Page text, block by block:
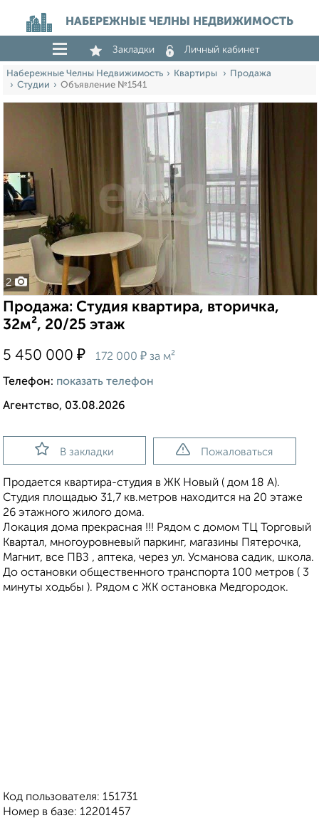
НАБЕРЕЖНЫЕ ЧЕЛНЫ НЕДВИЖИМОСТЬ
Закладки Личный кабинет
Набережные Челны Недвижимость Квартиры
Продажа
Студии
Объявление №1541
2
Продажа: Студия квартира, вторичка,
32м², 20/25 этаж
5 450 000 ₽ 172 000 ₽ за м²
Телефон: показать телефон
Агентство, 03.08.2026
В закладки Пожаловаться
Продается квартира-студия в ЖК Новый ( дом 18 А).
Студия площадью 31,7 кв.метров находится на 20 этаже
26 этажного жилого дома.
Локация дома прекрасная !!! Рядом с домом ТЦ Торговый
Квартал, многоуровневый паркинг, магазины Пятерочка,
Магнит, все ПВЗ , аптека, через ул. Усманова садик, школа.
До остановки общественного транспорта 100 метров ( 3
минуты ходьбы ). Рядом с ЖК остановка Медгородок.
Код пользователя: 151731
Номер в базе: 12201457